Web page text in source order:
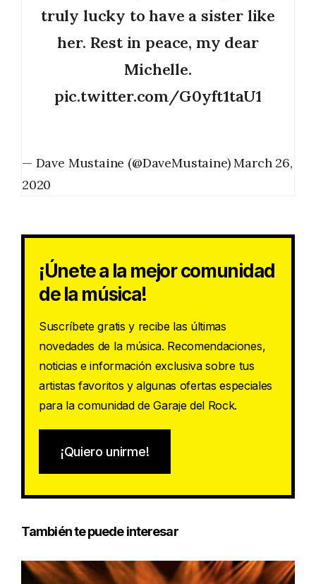
truly lucky to have a sister like
her. Rest in peace, my dear
Michelle.
pic.twitter.com/G0yft1taU1
— Dave Mustaine (@DaveMustaine)March 26,
2020
¡Únete a la mejor comunidad
de la música!
Suscríbete gratis y recibe las últimas
novedades de la música. Recomendaciones,
noticias e información exclusiva sobre tus
artistas favoritos y algunas ofertas especiales
para la comunidad de Garaje del Rock.
¡Quiero unirme!
También te puede interesar